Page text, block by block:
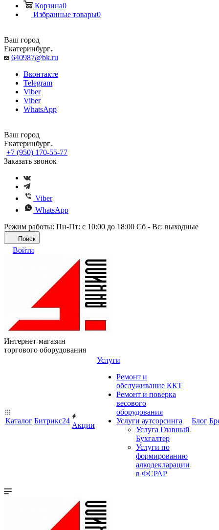
Корзина0
Избранные товары0
Ваш город
Екатеринбург
640987@bk.ru
Вконтакте
Telegram
Viber
Viber
WhatsApp
Ваш город
Екатеринбург
+7 (950) 170-55-77
Заказать звонок
Viber
WhatsApp
Режим работы: Пн-Пт: с 10:00 до 18:00 Сб - Вс: выходные
Поиск
Войти
Интернет-магазин
торгового оборудования
Каталог Битрикс24
Акции
Услуги
Ремонт и
обслуживание ККТ
Ремонт и поверка
весового
оборудования
Услуги аутсорсинга
Услуга Главный
Бухгалтер
Услуги по
формированию
алкодекларации
в ФСРАР
Блог